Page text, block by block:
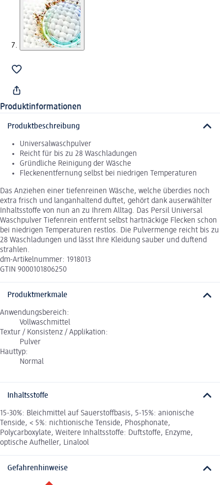
Produktinformationen
Produktbeschreibung
Universalwaschpulver
Reicht für bis zu 28 Waschladungen
Gründliche Reinigung der Wäsche
Fleckenentfernung selbst bei niedrigen Temperaturen
Das Anziehen einer tiefenreinen Wäsche, welche überdies noch
extra frisch und langanhaltend duftet, gehört dank auserwählter
Inhaltsstoffe von nun an zu Ihrem Alltag. Das Persil Universal
Waschpulver Tiefenrein entfernt selbst hartnäckige Flecken schon
bei niedrigen Temperaturen restlos. Die Pulvermenge reicht bis zu
28 Waschladungen und lässt Ihre Kleidung sauber und duftend
strahlen.
dm-Artikelnummer: 1918013
GTIN 9000101806250
Produktmerkmale
Anwendungsbereich:
Vollwaschmittel
Textur / Konsistenz / Applikation:
Pulver
Hauttyp:
Normal
Inhaltsstoffe
15-30%: Bleichmittel auf Sauerstoffbasis, 5-15%: anionische
Tenside, < 5%: nichtionische Tenside, Phosphonate,
Polycarboxylate, Weitere Inhaltsstoffe: Duftstoffe, Enzyme,
optische Aufheller, Linalool
Gefahrenhinweise